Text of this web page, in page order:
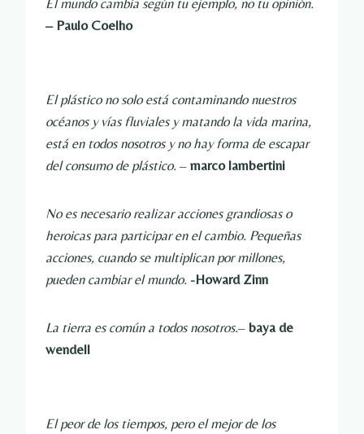
El mundo cambia según tu ejemplo, no tu opinión.
– Paulo Coelho
El plástico no solo está contaminando nuestros
océanos y vías fluviales y matando la vida marina,
está en todos nosotros y no hay forma de escapar
del consumo de plástico. – marco lambertini
No es necesario realizar acciones grandiosas o
heroicas para participar en el cambio. Pequeñas
acciones, cuando se multiplican por millones,
pueden cambiar el mundo. -Howard Zinn
La tierra es común a todos nosotros.– baya de
wendell
El peor de los tiempos, pero el mejor de los